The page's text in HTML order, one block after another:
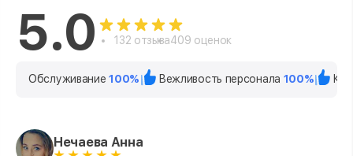
5.0 132 отзыва409 оценок
Обслуживание100% Вежливость персонала 100%
Нечаева Анна